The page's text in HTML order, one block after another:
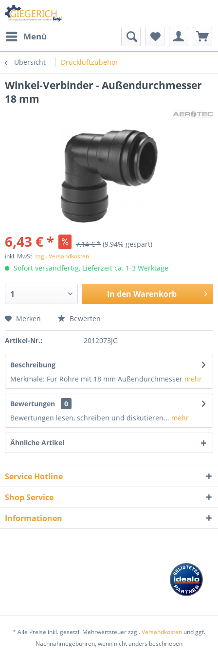
Menü
Übersicht Druckluftzubehör
Winkel-Verbinder - Außendurchmesser
18 mm
6,43 € * 7,14 € * (9,94% gespart)
inkl. MwSt.zzgl. Versandkosten
Sofort versandfertig, Lieferzeit ca. 1-3 Werktage
In den Warenkorb
Merken Bewerten
Artikel-Nr.: 2012073JG
Beschreibung
Merkmale: Für Rohre mit 18 mm Außendurchmesser mehr
Bewertungen
0
Bewertungen lesen, schreiben und diskutieren... mehr
Ähnliche Artikel
Service Hotline
Shop Service
Informationen
* Alle Preise inkl. gesetzl. Mehrwertsteuer zzgl.Versandkosten und ggf.
Nachnahmegebühren, wenn nicht anders beschrieben